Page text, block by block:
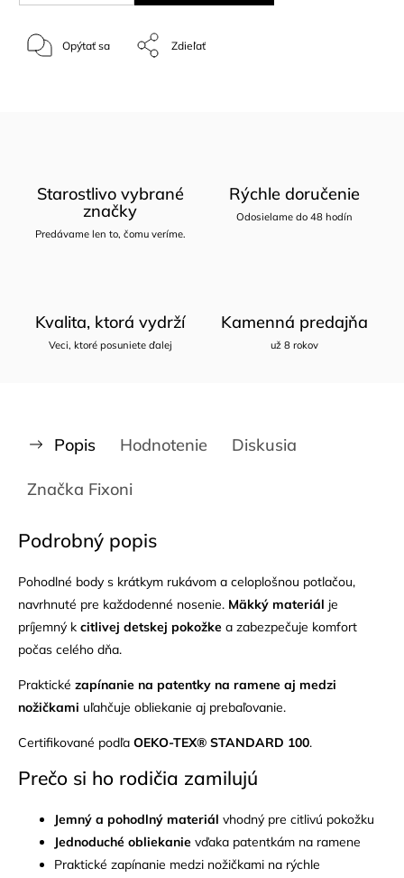
Opýtať sa Zdieľať
Starostlivo vybrané
značky
Predávame len to, čomu veríme.
Rýchle doručenie
Odosielame do 48 hodín
Kvalita, ktorá vydrží
Veci, ktoré posuniete ďalej
Kamenná predajňa
už 8 rokov
Popis Hodnotenie Diskusia
Značka Fixoni
Podrobný popis
Pohodlné body s krátkym rukávom a celoplošnou potlačou,
navrhnuté pre každodenné nosenie. Mäkký materiál je
príjemný k citlivej detskej pokožke a zabezpečuje komfort
počas celého dňa.
Praktické zapínanie na patentky na ramene aj medzi
nožičkami uľahčuje obliekanie aj prebaľovanie.
Certifikované podľa OEKO-TEX® STANDARD 100.
Prečo si ho rodičia zamilujú
Jemný a pohodlný materiál vhodný pre citlivú pokožku
Jednoduché obliekanie vďaka patentkám na ramene
Praktické zapínanie medzi nožičkami na rýchle